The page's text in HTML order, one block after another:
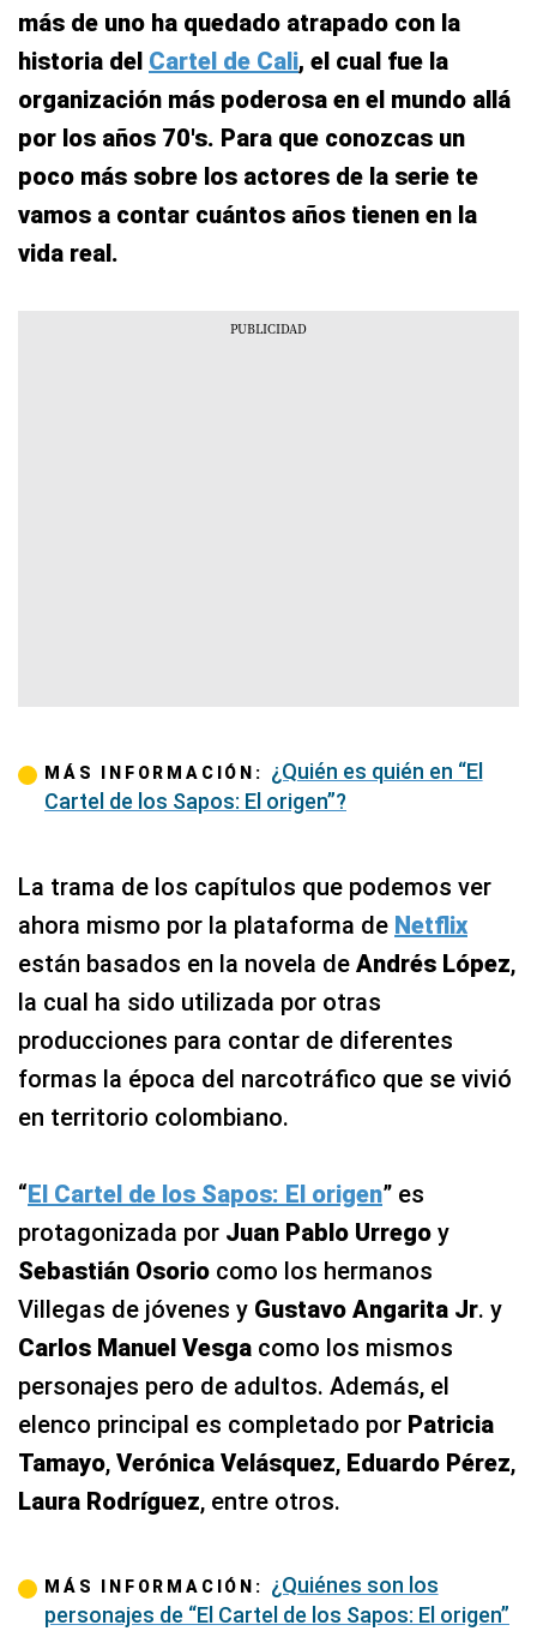
más de uno ha quedado atrapado con la
historia del Cartel de Cali, el cual fue la
organización más poderosa en el mundo allá
por los años 70′s. Para que conozcas un
poco más sobre los actores de la serie te
vamos a contar cuántos años tienen en la
vida real.
MÁS INFORMACIÓN: ¿Quién es quién en “El
Cartel de los Sapos: El origen”?
La trama de los capítulos que podemos ver
ahora mismo por la plataforma de Netflix
están basados en la novela de Andrés López,
la cual ha sido utilizada por otras
producciones para contar de diferentes
formas la época del narcotráfico que se vivió
en territorio colombiano.
“El Cartel de los Sapos: El origen” es
protagonizada por Juan Pablo Urrego y
Sebastián Osorio como los hermanos
Villegas de jóvenes y Gustavo Angarita Jr. y
Carlos Manuel Vesga como los mismos
personajes pero de adultos. Además, el
elenco principal es completado por Patricia
Tamayo, Verónica Velásquez, Eduardo Pérez,
Laura Rodríguez, entre otros.
MÁS INFORMACIÓN: ¿Quiénes son los
personajes de “El Cartel de los Sapos: El origen”